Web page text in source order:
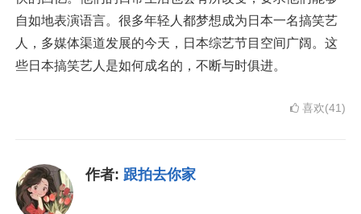
自如地表演语言。很多年轻人都梦想成为日本一名搞笑艺
人，多媒体渠道发展的今天，日本综艺节目空间广阔。这
些日本搞笑艺人是如何成名的，不断与时俱进。
喜欢(41)
作者: 跟拍去你家